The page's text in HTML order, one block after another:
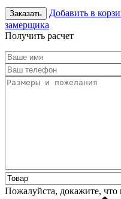
Заказать Добавить в
замерщика
Получить расчет
Пожалуйста, докажите, что